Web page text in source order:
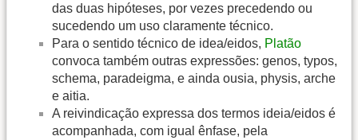
das duas hipóteses, por vezes precedendo ou
sucedendo um uso claramente técnico.
Para o sentido técnico de idea/eidos, Platão
convoca também outras expressões: genos, typos,
schema, paradeigma, e ainda ousia, physis, arche
e aitia.
A reivindicação expressa dos termos ideia/eidos é
acompanhada, com igual ênfase, pela